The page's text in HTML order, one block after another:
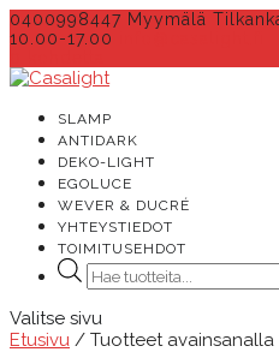
0400998447 Myymälä
10.00-17.00
SLAMP
ANTIDARK
DEKO-LIGHT
EGOLUCE
WEVER & DUCRÉ
YHTEYSTIEDOT
TOIMITUSEHDOT
Products
search
Valitse sivu
Etusivu / Tuotteet avainsanalla